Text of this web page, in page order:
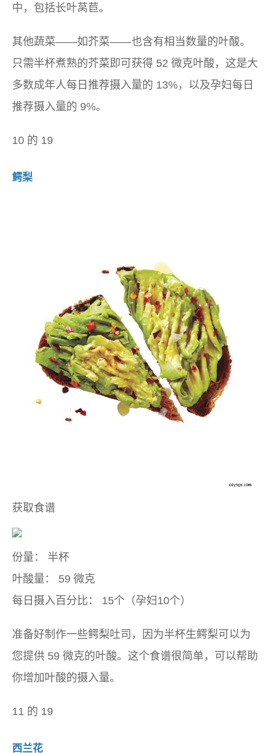
中，包括长叶莴苣。
其他蔬菜——如芥菜——也含有相当数量的叶酸。
只需半杯煮熟的芥菜即可获得 52 微克叶酸，这是大
多数成年人每日推荐摄入量的 13%，以及孕妇每日
推荐摄入量的 9%。
10 的 19
鳄梨
获取食谱
份量：
半杯
叶酸量：
59 微克
每日摄入百分比：
15个（孕妇10个）
准备好制作一些鳄梨吐司，因为半杯生鳄梨可以为
您提供 59 微克的叶酸。这个食谱很简单，可以帮助
你增加叶酸的摄入量。
11 的 19
西兰花